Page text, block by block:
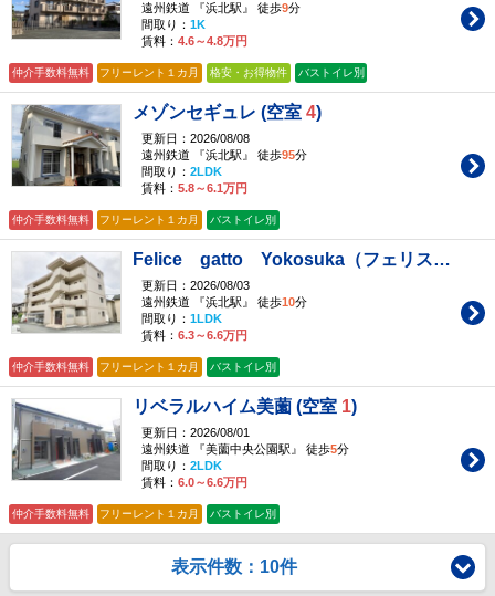
遠州鉄道 『浜北駅』 徒歩9分
間取り： 1K
賃料： 4.6～4.8万円
仲介手数料無料 フリーレント１カ月 格安・お得物件 バストイレ別
メゾンセギュレ (空室 4)
更新日：2026/08/08
遠州鉄道 『浜北駅』 徒歩95分
間取り： 2LDK
賃料： 5.8～6.1万円
仲介手数料無料 フリーレント１カ月 バストイレ別
Felice gatto Yokosuka（フェリスガトーヨコスカ） (空室
更新日：2026/08/03
遠州鉄道 『浜北駅』 徒歩10分
間取り： 1LDK
賃料： 6.3～6.6万円
仲介手数料無料 フリーレント１カ月 バストイレ別
リベラルハイム美薗 (空室 1)
更新日：2026/08/01
遠州鉄道 『美薗中央公園駅』 徒歩5分
間取り： 2LDK
賃料： 6.0～6.6万円
仲介手数料無料 フリーレント１カ月 バストイレ別
表示件数：10件